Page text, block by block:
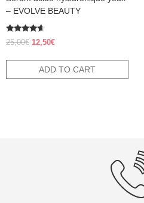
– EVOLVE BEAUTY
Rated
4.38
25,00€ Original
25,00€.
12,50€Current
12,50€.
ADD TO CART